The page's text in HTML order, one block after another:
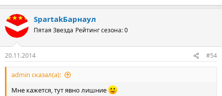
SpartakБарнаул
Пятая Звезда Рейтинг сезона: 0
20.11.2014 #54
admin сказал(а):
Мне кажется, тут явно лишние